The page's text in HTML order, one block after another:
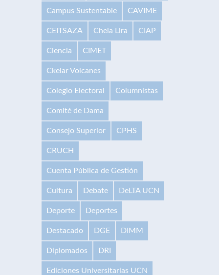
Campus Sustentable CAVIME
CEITSAZA Chela Lira CIAP
Ciencia CIMET
Ckelar Volcanes
Colegio Electoral Columnistas
Comité de Dama
Consejo Superior CPHS
CRUCH
Cuenta Pública de Gestión
Cultura Debate DeLTA UCN
Deporte Deportes
Destacado DGE DIMM
Diplomados DRI
Ediciones Universitarias UCN